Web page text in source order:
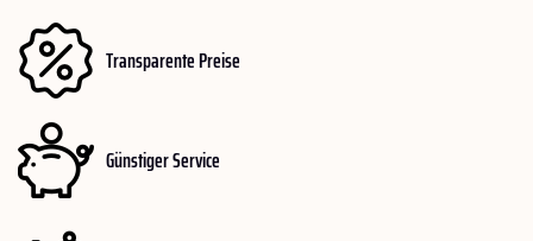
Transparente Preise
Günstiger Service